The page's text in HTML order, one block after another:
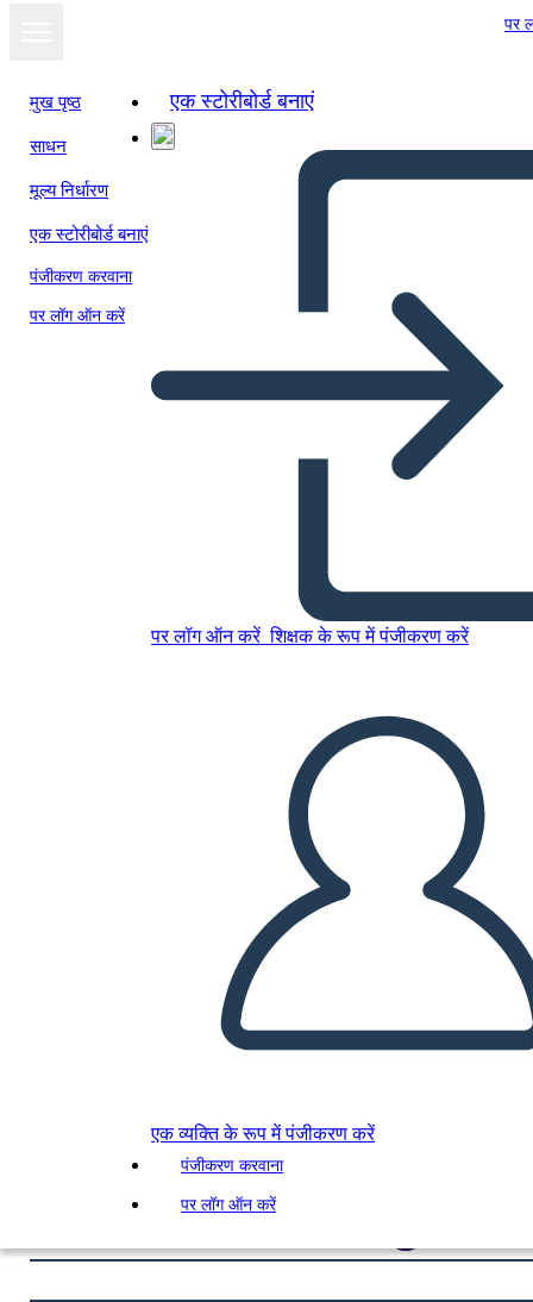
पर
मुख पृष्ठ
साधन
मूल्य निर्धारण
एक स्टोरीबोर्ड बनाएं
पंजीकरण करवाना
पर लॉग ऑन करें
एक स्टोरीबोर्ड बनाएं
पर लॉग ऑन करें शिक्षक के रूप में पंजीकरण करें
एक व्यक्ति के रूप में पंजीकरण करें
पंजीकरण करवाना
पर लॉग ऑन करें
इस स्टोरीबोर्ड को कॉपी करें
मुझे पढ़कर सुनाओ